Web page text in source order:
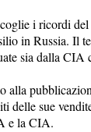
i ricordi
in Russia. Il
sia dalla CIA
alla
delle sue
e la CIA.